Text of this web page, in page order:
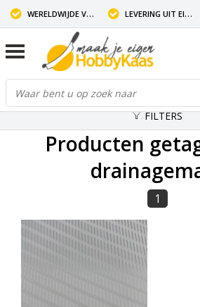
WERELDWIJDE VERZENDING LEVERING UIT EIGEN VOORRAAD
FILTERS
Producten
1